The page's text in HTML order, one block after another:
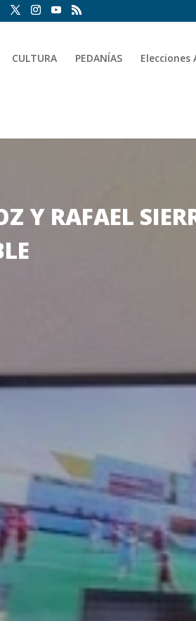
CULTURA PEDANÍAS Elecciones
Y RAFAEL